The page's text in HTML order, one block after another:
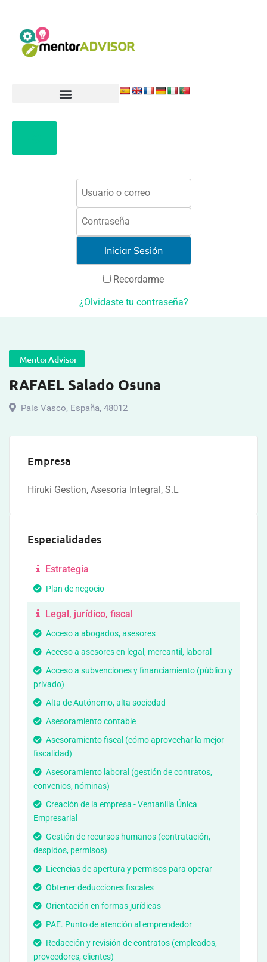
Recordarme
¿Olvidaste tu contraseña?
MentorAdvisor
RAFAEL Salado Osuna
Pais Vasco, España, 48012
Empresa
Hiruki Gestion, Asesoria Integral, S.L
Especialidades
Estrategia
Plan de negocio
Legal, jurídico, fiscal
Acceso a abogados, asesores
Acceso a asesores en legal, mercantil, laboral
Acceso a subvenciones y financiamiento (público y
privado)
Alta de Autónomo, alta sociedad
Asesoramiento contable
Asesoramiento fiscal (cómo aprovechar la mejor
fiscalidad)
Asesoramiento laboral (gestión de contratos,
convenios, nóminas)
Creación de la empresa - Ventanilla Única
Empresarial
Gestión de recursos humanos (contratación,
despidos, permisos)
Licencias de apertura y permisos para operar
Obtener deducciones fiscales
Orientación en formas jurídicas
PAE. Punto de atención al emprendedor
Redacción y revisión de contratos (empleados,
proveedores, clientes)